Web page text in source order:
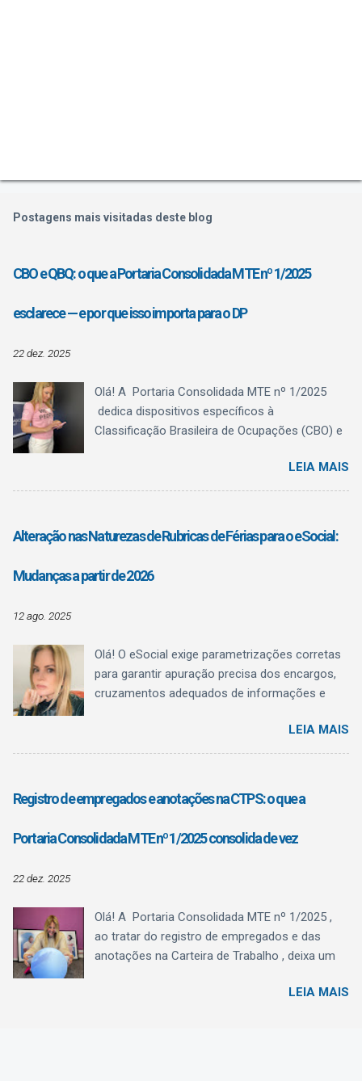
Postagens mais visitadas deste blog
CBO e QBQ: o que a Portaria Consolidada MTE nº 1/2025
esclarece — e por que isso importa para o DP
22 dez. 2025
Olá! A Portaria Consolidada MTE nº 1/2025
dedica dispositivos específicos à
Classificação Brasileira de Ocupações (CBO) e
trazendo algo fundamental para a rotina do
Departamento Pessoal: clareza conceitual . O
o que ela não é , e como o QBQ passa a
funcionar como referência estruturante de
administrativo com regulamentação
LEIA MAIS
Alteração nas Naturezas de Rubricas de Férias para o eSocial:
Mudanças a partir de 2026
12 ago. 2025
Olá! O eSocial exige parametrizações corretas
para garantir apuração precisa dos encargos,
cruzamentos adequados de informações e
mudanças mais relevantes anunciadas afeta
diretamente as naturezas de rubricas utilizadas
está prevista na Versão S-1.3 (cons. até NT
04/2025) de julho/2025. Situação Atual – até
recebe as informações de férias — tanto dos
previdenciária ou nas rescisões — nas mesmas
naturezas, bem como as diferenças de férias
por conta de alterações de médias e salário:
LEIA MAIS
Registro de empregados e anotações na CTPS: o que a
Portaria Consolidada MTE nº 1/2025 consolida de vez
22 dez. 2025
Olá! A Portaria Consolidada MTE nº 1/2025 ,
ao tratar do registro de empregados e das
anotações na Carteira de Trabalho , deixa um
registro e CTPS agora são, definitivamente,
LEIA MAIS